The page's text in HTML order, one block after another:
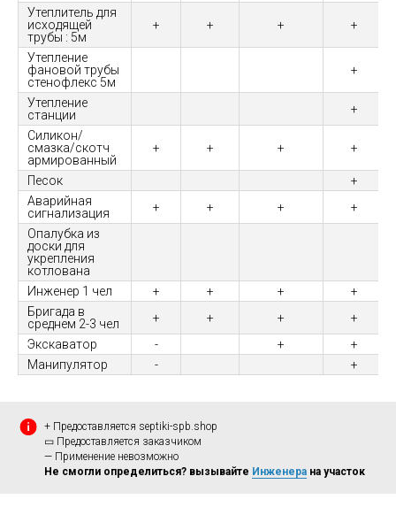
Утеплитель для
исходящей
трубы : 5м
+ + + +
Утепление
фановой трубы
стенофлекс 5м
+
Утепление
станции
+
Силикон/
смазка/скотч
армированный
+ + + +
Песок
+
Аварийная
сигнализация
+ + +
+
Опалубка из
доски для
укрепления
котлована
Инженер 1 чел
+ + +
+
Бригада в
среднем 2-3 чел
+ + +
+
Экскаватор
- +
+
Манипулятор
- +
+ Предоставляется septiki-spb.shop
▭ Предоставляется заказчиком
— Применение невозможно
Не смогли определиться? вызывайте Инженера на участок